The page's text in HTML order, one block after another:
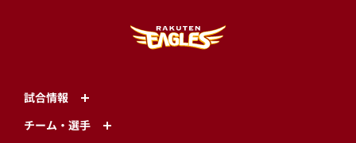
試合情報
チーム・選手